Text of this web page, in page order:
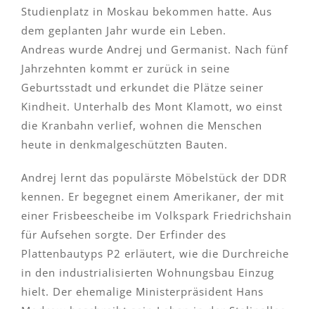
Studienplatz in Moskau bekommen hatte. Aus
dem geplanten Jahr wurde ein Leben.
Andreas wurde Andrej und Germanist. Nach fünf
Jahrzehnten kommt er zurück in seine
Geburtsstadt und erkundet die Plätze seiner
Kindheit. Unterhalb des Mont Klamott, wo einst
die Kranbahn verlief, wohnen die Menschen
heute in denkmalgeschützten Bauten.
Andrej lernt das populärste Möbelstück der DDR
kennen. Er begegnet einem Amerikaner, der mit
einer Frisbeescheibe im Volkspark Friedrichshain
für Aufsehen sorgte. Der Erfinder des
Plattenbautyps P2 erläutert, wie die Durchreiche
in den industrialisierten Wohnungsbau Einzug
hielt. Der ehemalige Ministerpräsident Hans